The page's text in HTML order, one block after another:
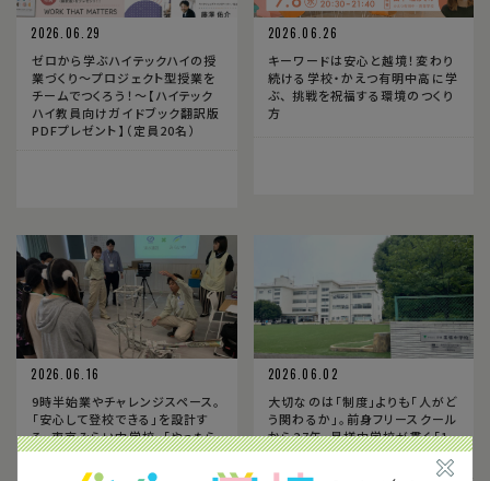
2026.06.29
ゼロから学ぶハイテックハイの授
業づくり〜プロジェクト型授業を
チームでつくろう！〜【ハイテック
ハイ教員向けガイドブック翻訳版
PDFプレゼント】（定員20名）
2026.06.26
キーワードは安心と越境！変わり
続ける学校・かえつ有明中高に学
ぶ、 挑戦を祝福する環境のつくり
方
2026.06.16
9時半始業やチャレンジスペース。
「安心して登校できる」を設計す
る、東京みらい中学校。「やったら
できた！」という成功体験や感動
体験を共に
2026.06.02
大切なのは「制度」よりも「人がど
う関わるか」。前身フリースクール
から27年、星槎中学校が貫く「1
対1の関わりが26通りある」教育